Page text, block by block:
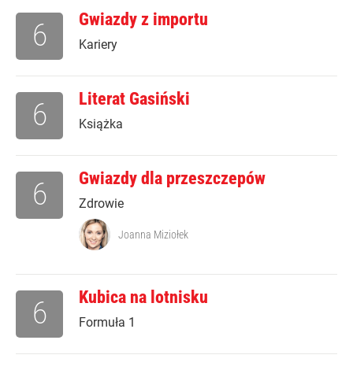
Gwiazdy z importu
Kariery
6
Literat Gasiński
Książka
6
Gwiazdy dla przeszczepów
Zdrowie
6
Joanna Miziołek
Kubica na lotnisku
Formuła 1
6